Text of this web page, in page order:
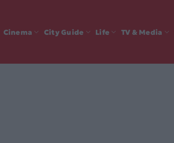
Cinema City Guide Life TV & Media